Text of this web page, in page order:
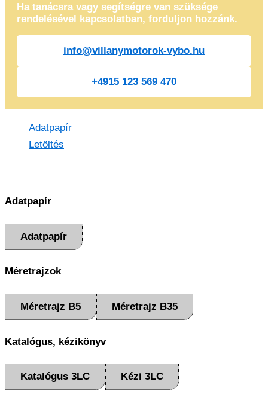
Ha tanácsra vagy segítségre van szüksége
rendelésével kapcsolatban, forduljon hozzánk.
info@villanymotorok-vybo.hu
+4915 123 569 470
Adatpapír
Letöltés
Adatpapír
Adatpapír
Méretrajzok
Méretrajz B5 Méretrajz B35
Katalógus, kézikönyv
Katalógus 3LC Kézi 3LC